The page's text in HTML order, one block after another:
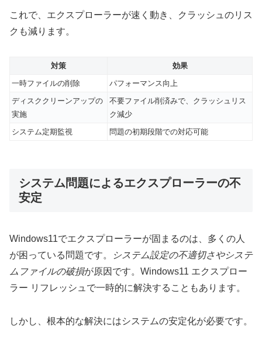
これで、エクスプローラーが速く動き、クラッシュのリス
クも減ります。
対策
効果
一時ファイルの削除
パフォーマンス向上
ディスククリーンアップの
実施
不要ファイル削済みで、クラッシュリス
ク減少
システム定期監視
問題の初期段階での対応可能
システム問題によるエクスプローラーの不
安定
Windows11でエクスプローラーが固まるのは、多くの人
が困っている問題です。
システム設定の不適切さやシステ
ムファイルの破損が原因です。Windows11 エクスプロー
ラー リフレッシュで一時的に解決することもあります。
しかし、根本的な解決にはシステムの安定化が必要です。